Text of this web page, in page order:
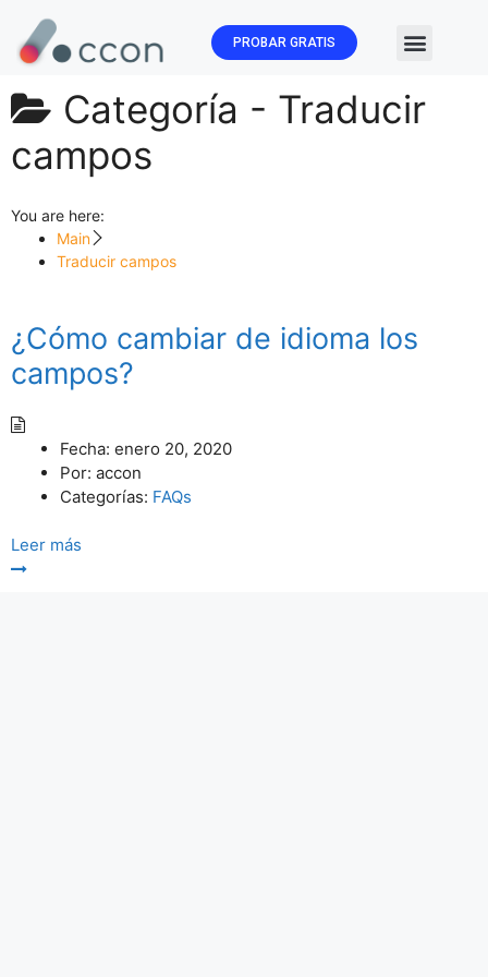
PROBAR GRATIS
Categoría - Traducir
campos
You are here:
Main
Traducir campos
¿Cómo cambiar de idioma los
campos?
Fecha: enero 20, 2020
Por: accon
Categorías: FAQs
Leer más